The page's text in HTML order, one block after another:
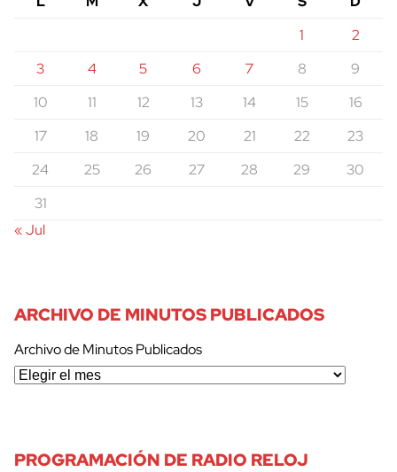
1
2
3
4 5 6 7 8
9
10
11 12 13 14 15
16
17
18 19 20 21 22
23
24
25 26 27 28 29
30
31
« Jul
ARCHIVO DE MINUTOS PUBLICADOS
Archivo de Minutos Publicados
PROGRAMACIÓN DE RADIO RELOJ